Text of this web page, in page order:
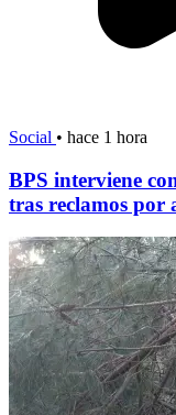
Social • hace 1 hora
BPS interviene
tras reclamos por